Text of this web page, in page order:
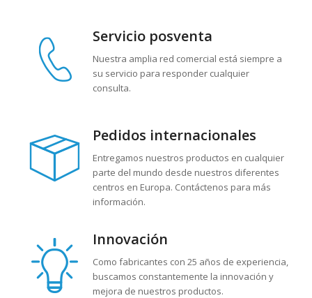
Servicio posventa
Nuestra amplia red comercial está siempre a
su servicio para responder cualquier
consulta.
Pedidos internacionales
Entregamos nuestros productos en cualquier
parte del mundo desde nuestros diferentes
centros en Europa. Contáctenos para más
información.
Innovación
Como fabricantes con 25 años de experiencia,
buscamos constantemente la innovación y
mejora de nuestros productos.